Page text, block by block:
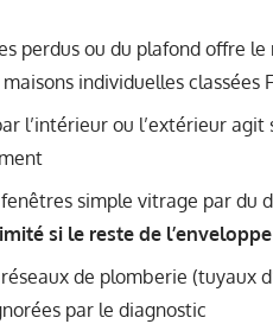
perdus ou du plafond offre
individuelles classées
l’intérieur ou l’extérieur
simple vitrage par du
si le reste de
de plomberie (tuyaux
par le diagnostic